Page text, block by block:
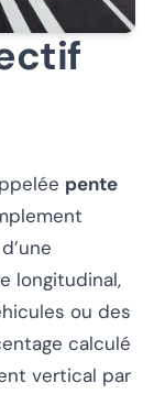
pente
longitudinal,
ou des
calculé
vertical par